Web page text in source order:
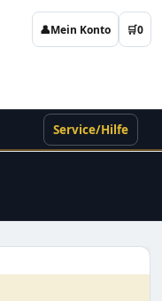
👤Mein Konto 🛒0
Service/Hilfe